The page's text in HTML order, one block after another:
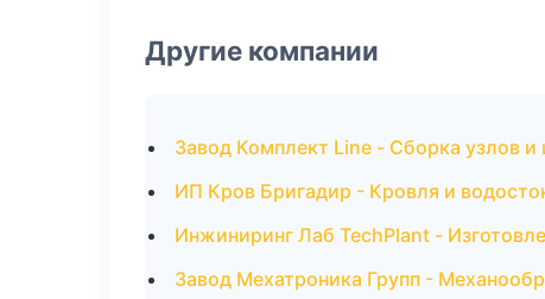
Другие компании
Завод Комплект Line - Сборка узлов и
ИП Кров Бригадир - Кровля и
Инжиниринг Лаб TechPlant -
Завод Мехатроника Групп -